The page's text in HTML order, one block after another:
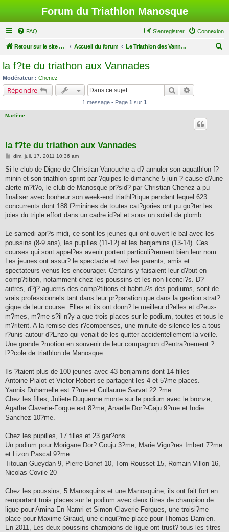
Forum du Triathlon Manosque
FAQ Connexion
S’enregistrer
Retour sur le site du Triathlon Accueil du forum Le Triathlon des Vannades
la f?te du triathon aux Vannades
Modérateur : Chenez
Répondre Rechercher
1 message • Page 1 sur 1
Marlène
la f?te du triathon aux Vannades
M
a
g
dim. juil. 17, 2011 10:36 am
Si le club de Digne de Christian Vanouche a d? annuler son aquathlon f?
minin et son triathlon sprint par ?quipes le dimanche 5 juin ? cause d?une
alerte m?t?o, le club de Manosque pr?sid? par Christian Chenez a pu
finaliser avec bonheur son week-end triathl?tique pendant lequel 623
concurrents dont 188 f?minines de toutes cat?gories ont pu go?ter les
joies du triple effort dans un cadre id?al et sous un soleil de plomb.
Le samedi apr?s-midi, ce sont les jeunes qui ont ouvert le bal avec les
poussins (8-9 ans), les pupilles (11-12) et les benjamins (13-14). Ces
courses qui sont appel?es avenir portent particuli?rement bien leur nom.
Les jeunes ont assur? le spectacle et ravi les parents, amis et
spectateurs venus les encourager. Certains y faisaient leur d?but en
comp?tition, notamment chez les poussins et les non licenci?s. D?
autres, d?j? aguerris des comp?titions et habitu?s des podiums, sont de
vrais professionnels tant dans leur pr?paration que dans la gestion strat?
gique de leur course. Elles et ils ont donn? le meilleur d?elles et d?eux-
m?mes, m?me s?il n?y a que trois places sur le podium, toutes et tous le
m?ritent. A la remise des r?compenses, une minute de silence les a tous
r?unis autour d?Enzo qui venait de les quitter accidentellement la veille.
Une grande ?motion en souvenir de leur compagnon d?entra?nement ?
l??cole de triathlon de Manosque.
Ils ?taient plus de 100 jeunes avec 43 benjamins dont 14 filles
Antoine Pialot et Victor Robert se partagent les 4 et 5?me places.
Yannis Duhamelle est 7?me et Gullaume Sarvat 22 ?me.
Chez les filles, Juliete Duquenne monte sur le podium avec le bronze,
Agathe Claverie-Forgue est 8?me, Anaelle Dor?-Gaju 9?me et Indie
Sanchez 10?me.
Chez les pupilles, 17 filles et 23 gar?ons
Un podium pour Morigane Dor? Gouju 3?me, Marie Vign?res Imbert 7?me
et Lizon Pascal 9?me.
Titouan Gueydan 9, Pierre Bonef 10, Tom Rousset 15, Romain Villon 16,
Nicolas Covile 20
Chez les poussins, 5 Manosquins et une Manosquine, ils ont fait fort en
remportant trois places sur le podium avec deux titres de champion de
ligue pour Amina En Namri et Simon Claverie-Forgues, une troisi?me
place pour Maxime Giraud, une cinqui?me place pour Thomas Damien.
En 2011, Les deux poussins champions de ligue ont trust? tous les titres